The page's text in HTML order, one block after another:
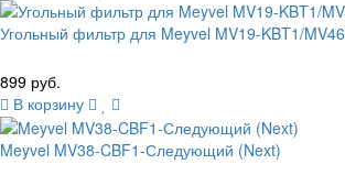
Угольный фильтр для Meyvel MV19-KBT1/
899 руб.
В корзину
Meyvel MV38-CBF1-Следующий (Next)